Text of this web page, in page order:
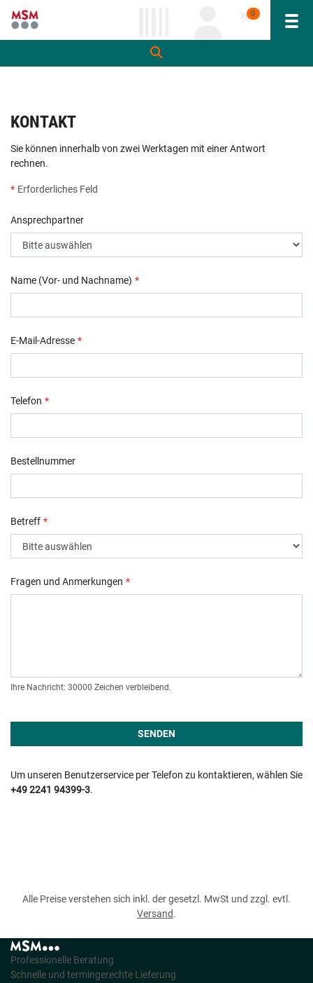
0
KONTAKT
Sie können innerhalb von zwei Werktagen mit einer Antwort
rechnen.
* Erforderliches Feld
Ansprechpartner
Name (Vor- und Nachname) *
E-Mail-Adresse *
Telefon *
Bestellnummer
Betreff *
Fragen und Anmerkungen *
Ihre Nachricht: 30000 Zeichen verbleibend.
Um unseren Benutzerservice per Telefon zu kontaktieren, wählen Sie
+49 2241 94399-3.
Alle Preise verstehen sich inkl. der gesetzl. MwSt und zzgl. evtl.
Versand.
Professionelle Beratung
Schnelle und termingerechte Lieferung